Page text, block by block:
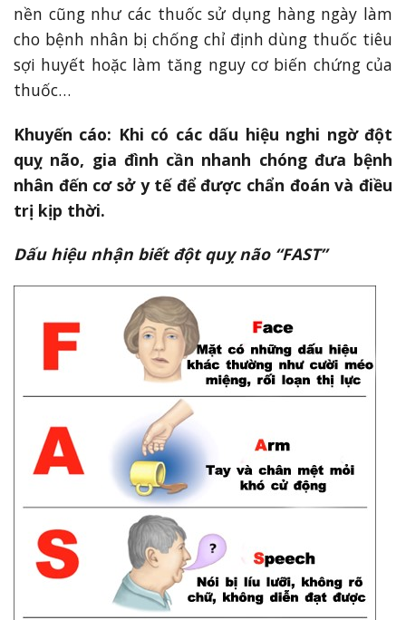
nền cũng như các thuốc sử dụng hàng ngày làm
cho bệnh nhân bị chống chỉ định dùng thuốc tiêu
sợi huyết hoặc làm tăng nguy cơ biến chứng của
thuốc…
Khuyến cáo: Khi có các dấu hiệu nghi ngờ đột
quỵ não, gia đình cần nhanh chóng đưa bệnh
nhân đến cơ sở y tế để được chẩn đoán và điều
trị kịp thời.
Dấu hiệu nhận biết đột quỵ não “FAST”